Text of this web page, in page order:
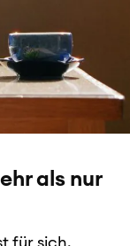
als nur
für sich.